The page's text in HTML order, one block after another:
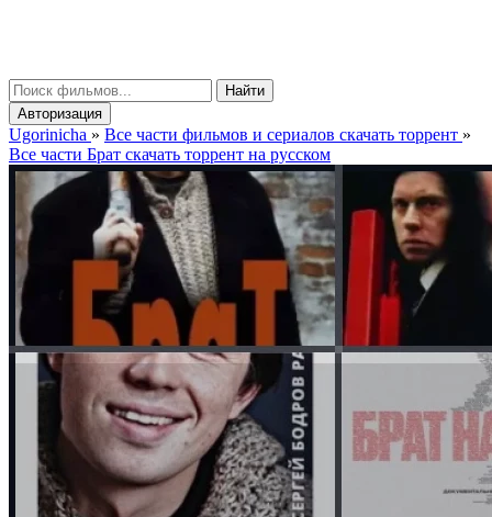
Найти
Авторизация
Ugorinicha » Все части фильмов и сериалов скачать торрент »
Все части Брат скачать торрент на русском